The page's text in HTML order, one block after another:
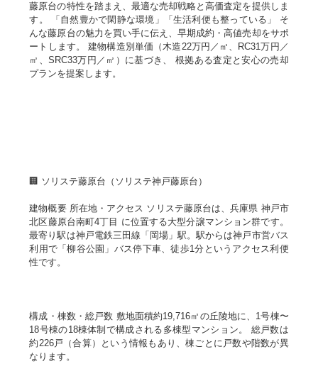
藤原台の特性を踏まえ、最適な売却戦略と高価査定を提供しま
す。 「自然豊かで閑静な環境」「生活利便も整っている」 そ
んな藤原台の魅力を買い手に伝え、早期成約・高値売却をサポ
ートします。 建物構造別単価（木造22万円／㎡、RC31万円／
㎡、SRC33万円／㎡）に基づき、 根拠ある査定と安心の売却
プランを提案します。
🏢 ソリステ藤原台（ソリステ神戸藤原台）
建物概要 所在地・アクセス ソリステ藤原台は、兵庫県 神戸市
北区藤原台南町4丁目 に位置する大型分譲マンション群です。
最寄り駅は神戸電鉄三田線「岡場」駅。駅からは神戸市営バス
利用で「柳谷公園」バス停下車、徒歩1分というアクセス利便
性です。
構成・棟数・総戸数 敷地面積約19,716㎡の丘陵地に、1号棟〜
18号棟の18棟体制で構成される多棟型マンション。 総戸数は
約226戸（合算）という情報もあり、棟ごとに戸数や階数が異
なります。